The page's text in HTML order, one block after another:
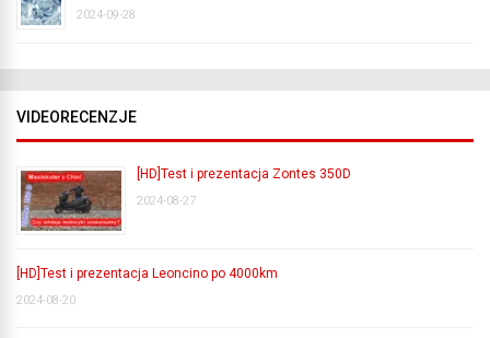
2024-09-28
VIDEORECENZJE
[HD]Test i prezentacja Zontes 350D
2024-08-27
[HD]Test i prezentacja Leoncino po 4000km
2024-08-20